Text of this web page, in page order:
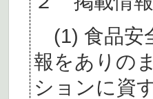
(1) 食品安
報をありの
ションに資